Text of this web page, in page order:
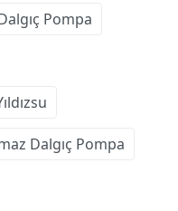
Pompa
Dalgıç Pompa